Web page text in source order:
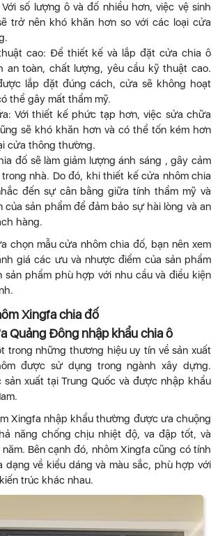
số lượng ô và đố nhiều hơn, việc vệ sinh
trở nên khó khăn hơn so với các loại cửa
cao: Để thiết kế và lắp đặt cửa chia ô
an toàn, chất lượng, yêu cầu kỹ thuật cao.
lắp đặt đúng cách, cửa sẽ không hoạt
thể gây mất thẩm mỹ.
Với thiết kế phức tạp hơn, việc sửa chữa
sẽ khó khăn hơn và có thể tốn kém hơn
cửa thông thường.
đố sẽ làm giảm lượng ánh sáng , gây cảm
nhà. Do đó, khi thiết kế cửa nhôm chia
đến sự cân bằng giữa tính thẩm mỹ và
của sản phẩm để đảm bảo sự hài lòng và an
hàng.
chọn mẫu cửa nhôm chia đố, bạn nên xem
giá các ưu và nhược điểm của sản phẩm
phẩm phù hợp với nhu cầu và điều kiện
Xingfa chia đố
Quảng Đông nhập khẩu chia ô
trong những thương hiệu uy tín về sản xuất
được sử dụng trong ngành xây dựng.
sản xuất tại Trung Quốc và được nhập khẩu
Xingfa nhập khẩu thường được ưa chuộng
năng chống chịu nhiệt độ, va đập tốt, và
Bên cạnh đó, nhôm Xingfa cũng có tính
dạng về kiểu dáng và màu sắc, phù hợp với
trúc khác nhau.